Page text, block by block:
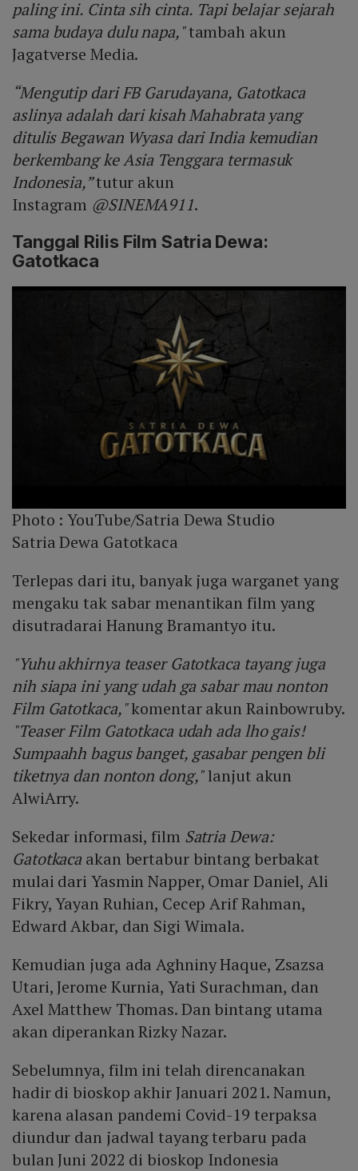
paling ini. Cinta sih cinta. Tapi belajar sejarah
sama budaya dulu napa,"tambah akun
Jagatverse Media.
“Mengutip dari FB Garudayana, Gatotkaca
aslinya adalah dari kisah Mahabrata yang
ditulis Begawan Wyasa dari India kemudian
berkembang ke Asia Tenggara termasuk
Indonesia,”tutur akun
Instagram @SINEMA911.
Tanggal Rilis Film Satria Dewa:
Gatotkaca
Photo :YouTube/Satria Dewa Studio
Satria Dewa Gatotkaca
Terlepas dari itu, banyak juga warganet yang
mengaku tak sabar menantikan film yang
disutradarai Hanung Bramantyo itu.
"Yuhu akhirnya teaser Gatotkaca tayang juga
nih siapa ini yang udah ga sabar mau nonton
Film Gatotkaca,"komentar akun Rainbowruby.
"Teaser Film Gatotkaca udah ada lho gais!
Sumpaahh bagus banget, gasabar pengen bli
tiketnya dan nonton dong,"lanjut akun
AlwiArry.
Sekedar informasi, film Satria Dewa:
Gatotkaca akan bertabur bintang berbakat
mulai dari Yasmin Napper, Omar Daniel, Ali
Fikry, Yayan Ruhian, Cecep Arif Rahman,
Edward Akbar, dan Sigi Wimala.
Kemudian juga ada Aghniny Haque, Zsazsa
Utari, Jerome Kurnia, Yati Surachman, dan
Axel Matthew Thomas. Dan bintang utama
akan diperankan Rizky Nazar.
Sebelumnya, film ini telah direncanakan
hadir di bioskop akhir Januari 2021. Namun,
karena alasan pandemi Covid-19 terpaksa
diundur dan jadwal tayang terbaru pada
bulan Juni 2022 di bioskop Indonesia